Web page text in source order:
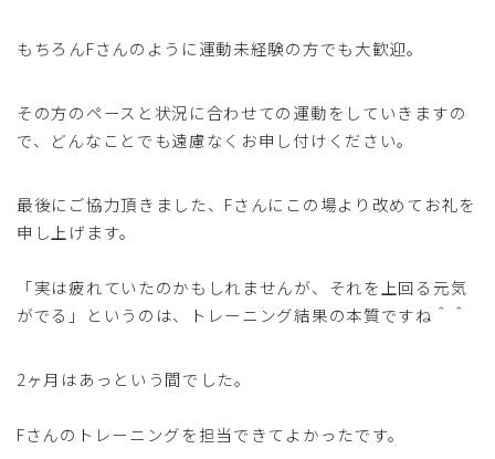
もちろんFさんのように運動未経験の方でも大歓迎。
その方のペースと状況に合わせての運動をしていきますの
で、どんなことでも遠慮なくお申し付けください。
最後にご協力頂きました、Fさんにこの場より改めてお礼を
申し上げます。
「実は疲れていたのかもしれませんが、それを上回る元気
がでる」というのは、トレーニング結果の本質ですね＾＾
2ヶ月はあっという間でした。
Fさんのトレーニングを担当できてよかったです。